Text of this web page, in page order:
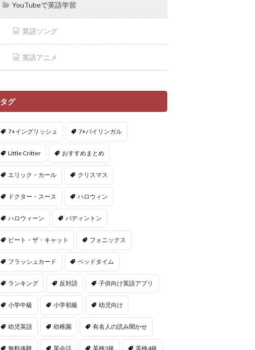
YouTubeで英語学習
英語ソング
英語アニメ
タグ
7+イングリッシュ 7+バイリンガル
Little Critter おすすめまとめ
エリック・カール クリスマス
ドクター・スース ハロウィン
ハロウィーン パディントン
ピート・ザ・キャット フォニックス
フラッシュカード ベッドタイム
ランキング 反対語 子供向け英語アプリ
小学中級 小学初級 幼児向け
幼児英語 幼稚園 有名人の読み聞かせ
無料体験 英会話 英検3級 英検4級